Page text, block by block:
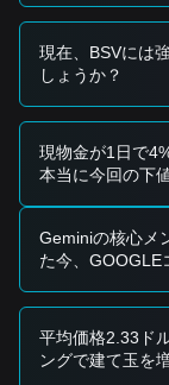
保守的な投資家
された後、再テ
• または、価格が
トレンド投資家
• BSVが高出来高
合、最初の目標価
長期投資家
• 価格が$55.00
限り、長期の底
トレンドのま
市場インサイト
短期間では、
現在、BSVには
しょうか？
現物金が1日で
本当に今回の下
Geminiの核心メ
た今、GOOGLE
平均価格2.33ド
ングで建て玉を